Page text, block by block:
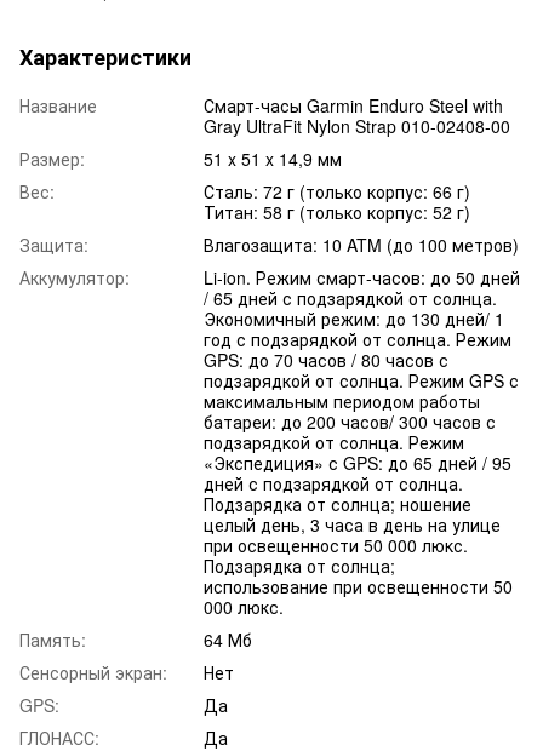
Характеристики
Название
Смарт-часы Garmin Enduro Steel with
Gray UltraFit Nylon Strap 010-02408-00
Размер:
51 x 51 x 14,9 мм
Вес:
Сталь: 72 г (только корпус: 66 г)
Титан: 58 г (только корпус: 52 г)
Защита:
Влагозащита: 10 ATM (до 100 метров)
Аккумулятор:
Li-ion. Режим смарт-часов: до 50 дней
/ 65 дней с подзарядкой от солнца.
Экономичный режим: до 130 дней/ 1
год с подзарядкой от солнца. Режим
GPS: до 70 часов / 80 часов с
подзарядкой от солнца. Режим GPS с
максимальным периодом работы
батареи: до 200 часов/ 300 часов с
подзарядкой от солнца. Режим
«Экспедиция» с GPS: до 65 дней / 95
дней с подзарядкой от солнца.
Подзарядка от солнца; ношение
целый день, 3 часа в день на улице
при освещенности 50 000 люкс.
Подзарядка от солнца;
использование при освещенности 50
000 люкс.
Память:
64 Мб
Сенсорный экран:
Нет
GPS:
Да
ГЛОНАСС:
Да